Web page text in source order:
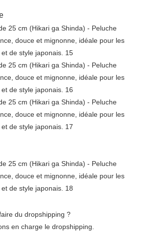
du dropshipping ?
en charge le dropshipping.